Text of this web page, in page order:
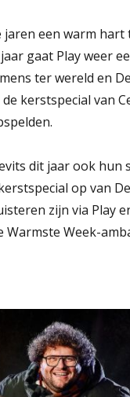
een warm
gaat Play weer
ter wereld en
kerstspecial van
dit jaar ook hun
op van
zijn via Play
Week-